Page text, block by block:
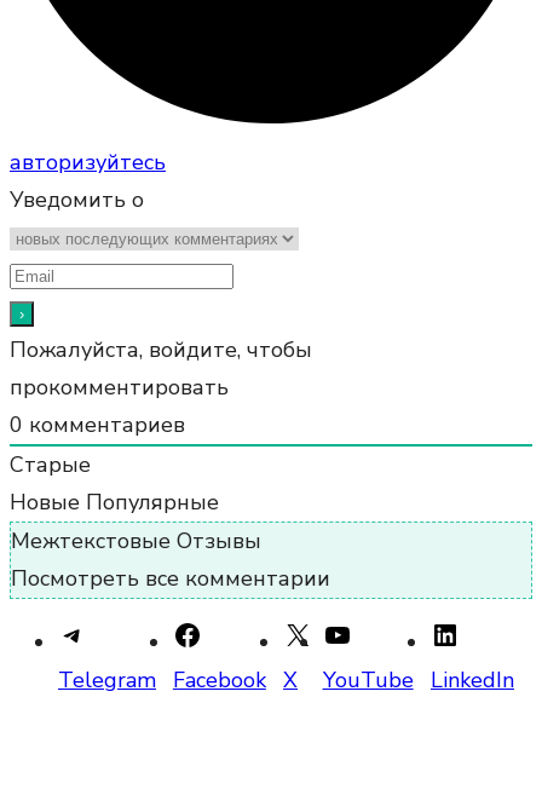
авторизуйтесь
Уведомить о
Пожалуйста, войдите, чтобы
прокомментировать
0 комментариев
Старые
Новые Популярные
Межтекстовые Отзывы
Посмотреть все комментарии
Telegram Facebook X YouTube LinkedIn